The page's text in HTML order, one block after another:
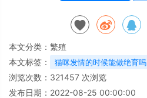
本文分类： 繁殖
本文标签：
猫咪发情的时候能做绝育吗
浏览次数： 321457 次浏览
发布日期：2022-08-25 00:00:00